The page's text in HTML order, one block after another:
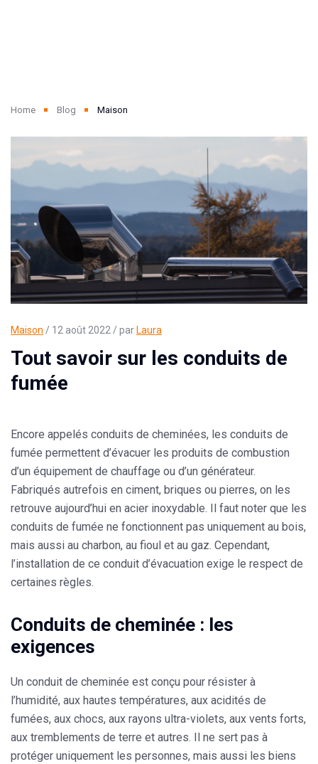
Home Blog Maison
Maison / 12 août 2022 / par Laura
Tout savoir sur les conduits de
fumée
Encore appelés conduits de cheminées, les conduits de
fumée permettent d’évacuer les produits de combustion
d’un équipement de chauffage ou d’un générateur.
Fabriqués autrefois en ciment, briques ou pierres, on les
retrouve aujourd’hui en acier inoxydable. Il faut noter que les
conduits de fumée ne fonctionnent pas uniquement au bois,
mais aussi au charbon, au fioul et au gaz. Cependant,
l’installation de ce conduit d’évacuation exige le respect de
certaines règles.
Conduits de cheminée : les
exigences
Un conduit de cheminée est conçu pour résister à
l’humidité, aux hautes températures, aux acidités de
fumées, aux chocs, aux rayons ultra-violets, aux vents forts,
aux tremblements de terre et autres. Il ne sert pas à
protéger uniquement les personnes, mais aussi les biens